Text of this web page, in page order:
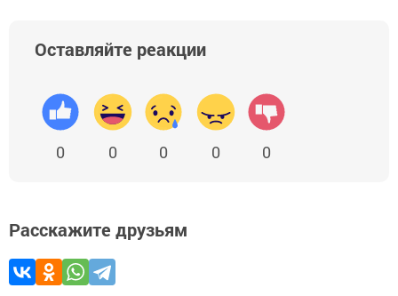
Оставляйте реакции
0 0 0 0 0
Расскажите друзьям